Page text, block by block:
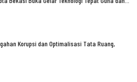
Korupsi dan Optimalisasi Tata Ruang,